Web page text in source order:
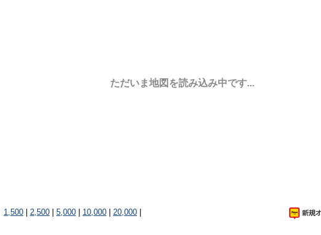
ただいま地図を読み込み中です...
1,500 2,500 5,000 10,000 20,000